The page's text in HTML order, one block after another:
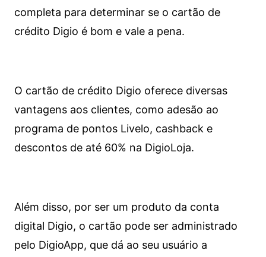
completa para determinar se o cartão de
crédito Digio é bom e vale a pena.
O cartão de crédito Digio oferece diversas
vantagens aos clientes, como adesão ao
programa de pontos Livelo, cashback e
descontos de até 60% na DigioLoja.
Além disso, por ser um produto da conta
digital Digio, o cartão pode ser administrado
pelo DigioApp, que dá ao seu usuário a